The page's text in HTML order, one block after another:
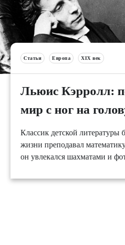
Статьи Европа XIX век
Льюис Кэрролл:
мир с ног на
Классик детской литературы
жизни преподавал
он увлекался шахматами и